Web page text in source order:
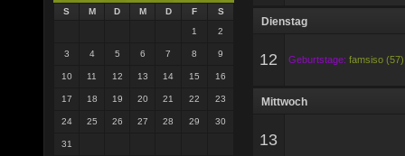
S M D M D F
S
1
2
3 4 5 6 7 8 9
10 11 12 13 14 15 16
17 18 19 20 21 22 23
24 25 26 27 28 29 30
31
Dienstag
12 Geburtstage: famsiso (57)
Mittwoch
13